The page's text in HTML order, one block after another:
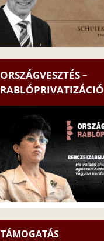
ORSZÁGVESZTÉS –
RABLÓPRIVATIZÁCIÓ
TÁMOGATÁS